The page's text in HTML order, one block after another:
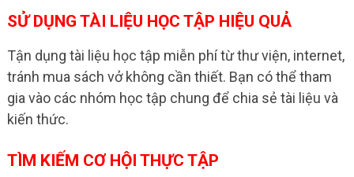
SỬ DỤNG TÀI LIỆU HỌC TẬP HIỆU QUẢ
Tận dụng tài liệu học tập miễn phí từ thư viện, internet,
tránh mua sách vở không cần thiết. Bạn có thể tham
gia vào các nhóm học tập chung để chia sẻ tài liệu và
kiến thức.
TÌM KIẾM CƠ HỘI THỰC TẬP